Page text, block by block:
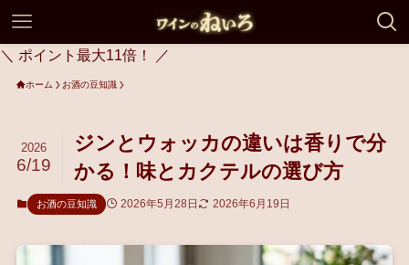
＼ ポイント最大11倍！ ／
ホーム お酒の豆知識
ジンとウォッカの違いは香りで分
かる！味とカクテルの選び方
2026
6/19
お酒の豆知識 2026年5月28日 2026年6月19日